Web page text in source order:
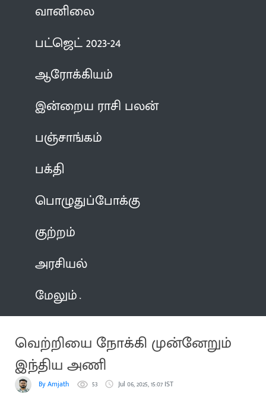
வானிலை
பட்ஜெட் 2023-24
ஆரோக்கியம்
இன்றைய ராசி பலன்
பஞ்சாங்கம்
பக்தி
பொழுதுப்போக்கு
குற்றம்
அரசியல்
மேலும்
வெற்றியை நோக்கி முன்னேறும்
இந்திய அணி
By Amjath 53 Jul 06, 2025, 15:07 IST